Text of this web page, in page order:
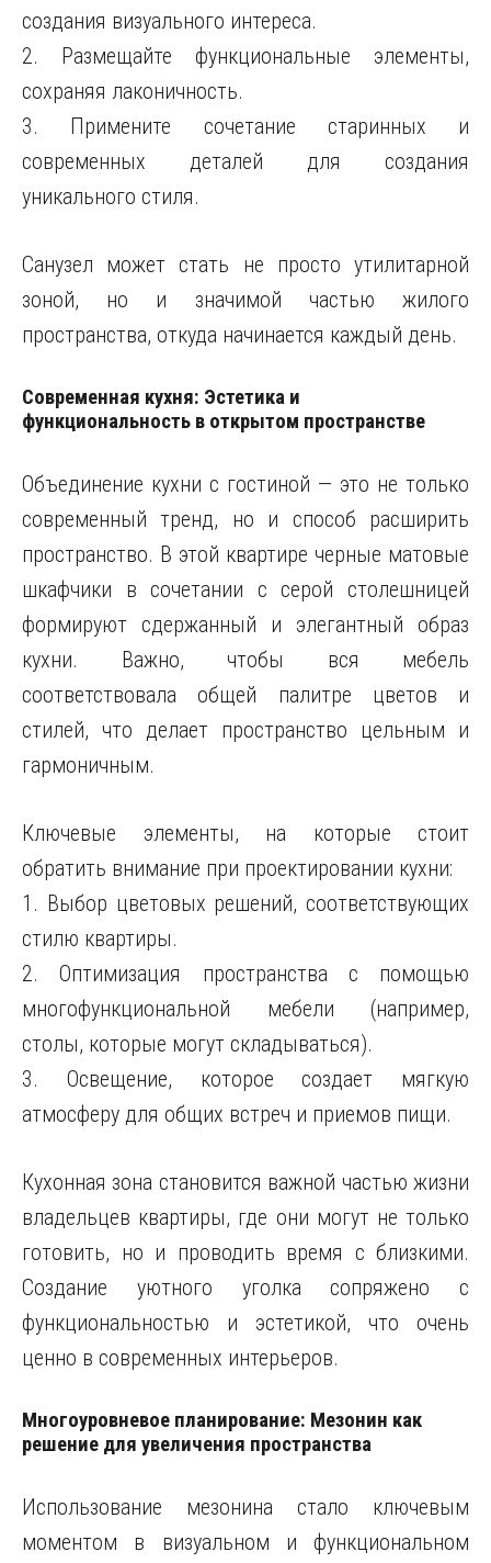
создания визуального интереса.
2. Размещайте функциональные элементы,
сохраняя лаконичность.
3. Примените сочетание старинных и
современных деталей для создания
уникального стиля.
Санузел может стать не просто утилитарной
зоной, но и значимой частью жилого
пространства, откуда начинается каждый день.
Современная кухня: Эстетика и
функциональность в открытом пространстве
Объединение кухни с гостиной — это не только
современный тренд, но и способ расширить
пространство. В этой квартире черные матовые
шкафчики в сочетании с серой столешницей
формируют сдержанный и элегантный образ
кухни. Важно, чтобы вся мебель
соответствовала общей палитре цветов и
стилей, что делает пространство цельным и
гармоничным.
Ключевые элементы, на которые стоит
обратить внимание при проектировании кухни:
1. Выбор цветовых решений, соответствующих
стилю квартиры.
2. Оптимизация пространства с помощью
многофункциональной мебели (например,
столы, которые могут складываться).
3. Освещение, которое создает мягкую
атмосферу для общих встреч и приемов пищи.
Кухонная зона становится важной частью жизни
владельцев квартиры, где они могут не только
готовить, но и проводить время с близкими.
Создание уютного уголка сопряжено с
функциональностью и эстетикой, что очень
ценно в современных интерьеров.
Многоуровневое планирование: Мезонин как
решение для увеличения пространства
Использование мезонина стало ключевым
моментом в визуальном и функциональном